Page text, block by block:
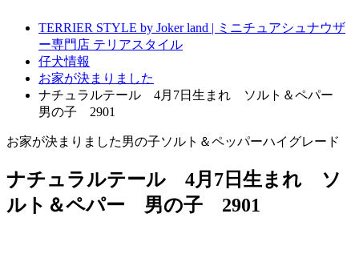
TERRIER STYLE by Joker land | ミニチュアシュナウザ
ー専門店 テリアスタイル
仔犬情報
お家が決まりました
ナチュラルテール 4月7日生まれ ソルト＆ペパー
男の子 2901
お家が決まりました男の子ソルト＆ペッパーハイグレード
ナチュラルテール 4月7日生まれ ソ
ルト＆ペパー 男の子 2901